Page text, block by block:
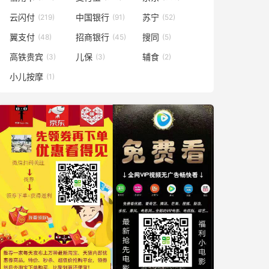
云闪付 (219) 中国银行 (91) 苏宁 (52)
翼支付 (48) 招商银行 (45) 搜同 (5)
高铁贵宾 (3) 儿保 (3) 辅食 (2)
小儿按摩 (1)